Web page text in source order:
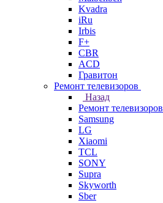
Kvadra
iRu
Irbis
F+
CBR
ACD
Гравитон
Ремонт телевизоров
Назад
Ремонт телевизоров
Samsung
LG
Xiaomi
TCL
SONY
Supra
Skyworth
Sber